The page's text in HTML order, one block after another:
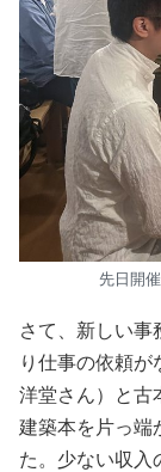
先日開
さて、新しい事
り仕事の依頼
洋堂さん）と古
建築本を片っ端
た。少ない収入